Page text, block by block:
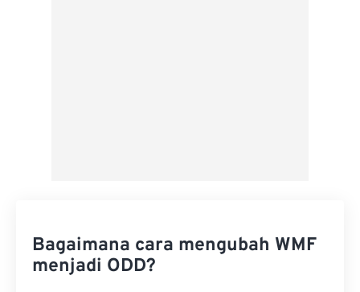
Bagaimana cara mengubah WMF
menjadi ODD?